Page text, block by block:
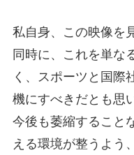
私自身、この映像を
同時に、これを単な
く、スポーツと国際
機にすべきだとも思
今後も萎縮すること
える環境が整うよう